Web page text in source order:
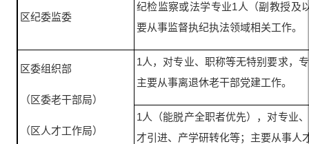
区纪委监委
纪检监察或法学专业1人（副教授及
要从事监督执纪执法领域相关工作。
区委组织部
（区委老干部局）
（区人才工作局）
1人，对专业、职称等无特别要求，
主要从事离退休老干部党建工作。
1人（能脱产全职者优先），对专业
才引进、产学研转化等；主要从事人